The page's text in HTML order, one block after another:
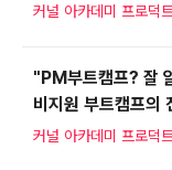
커널 아카데미 프로덕
"PM부트캠프? 잘
비지원 부트캠프의
커널 아카데미 프로덕